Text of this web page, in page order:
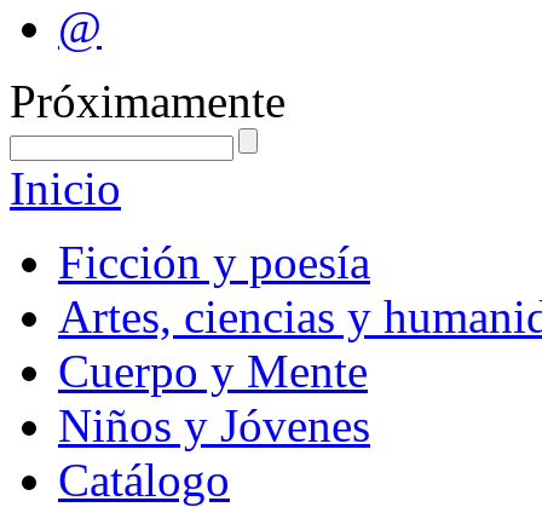
@
Próximamente
Inicio
Ficción y poesía
Artes, ciencias y
Cuerpo y Mente
Niños y Jóvenes
Catálogo